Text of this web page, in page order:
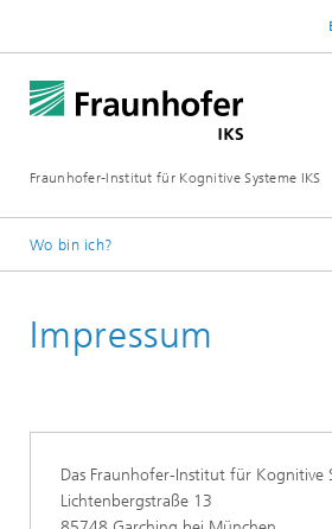
Fraunhofer-Institut für Kognitive Systeme IKS
Wo bin ich?
Impressum
Das Fraunhofer-Institut für Kognitive
Lichtenbergstraße 13